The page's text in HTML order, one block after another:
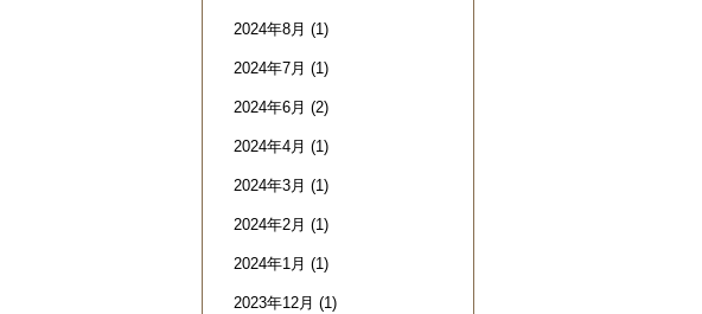
2024年8月 (1)
2024年7月 (1)
2024年6月 (2)
2024年4月 (1)
2024年3月 (1)
2024年2月 (1)
2024年1月 (1)
2023年12月 (1)